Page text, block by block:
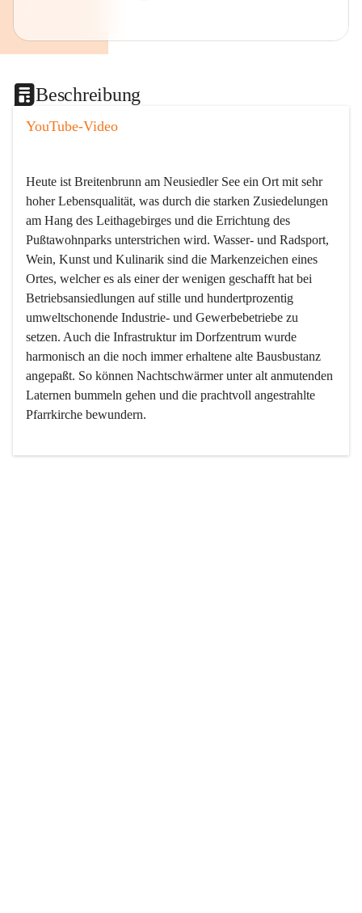
Beschreibung
YouTube-Video
Heute ist Breitenbrunn am Neusiedler See ein Ort mit sehr
hoher Lebensqualität, was durch die starken Zusiedelungen
am Hang des Leithagebirges und die Errichtung des
Pußtawohnparks unterstrichen wird. Wasser- und Radsport,
Wein, Kunst und Kulinarik sind die Markenzeichen eines
Ortes, welcher es als einer der wenigen geschafft hat bei
Betriebsansiedlungen auf stille und hundertprozentig
umweltschonende Industrie- und Gewerbebetriebe zu
setzen. Auch die Infrastruktur im Dorfzentrum wurde
harmonisch an die noch immer erhaltene alte Bausbustanz
angepaßt. So können Nachtschwärmer unter alt anmutenden
Laternen bummeln gehen und die prachtvoll angestrahlte
Pfarrkirche bewundern.
Der Weinbau dominert heute nicht mehr, ist aber integrativer